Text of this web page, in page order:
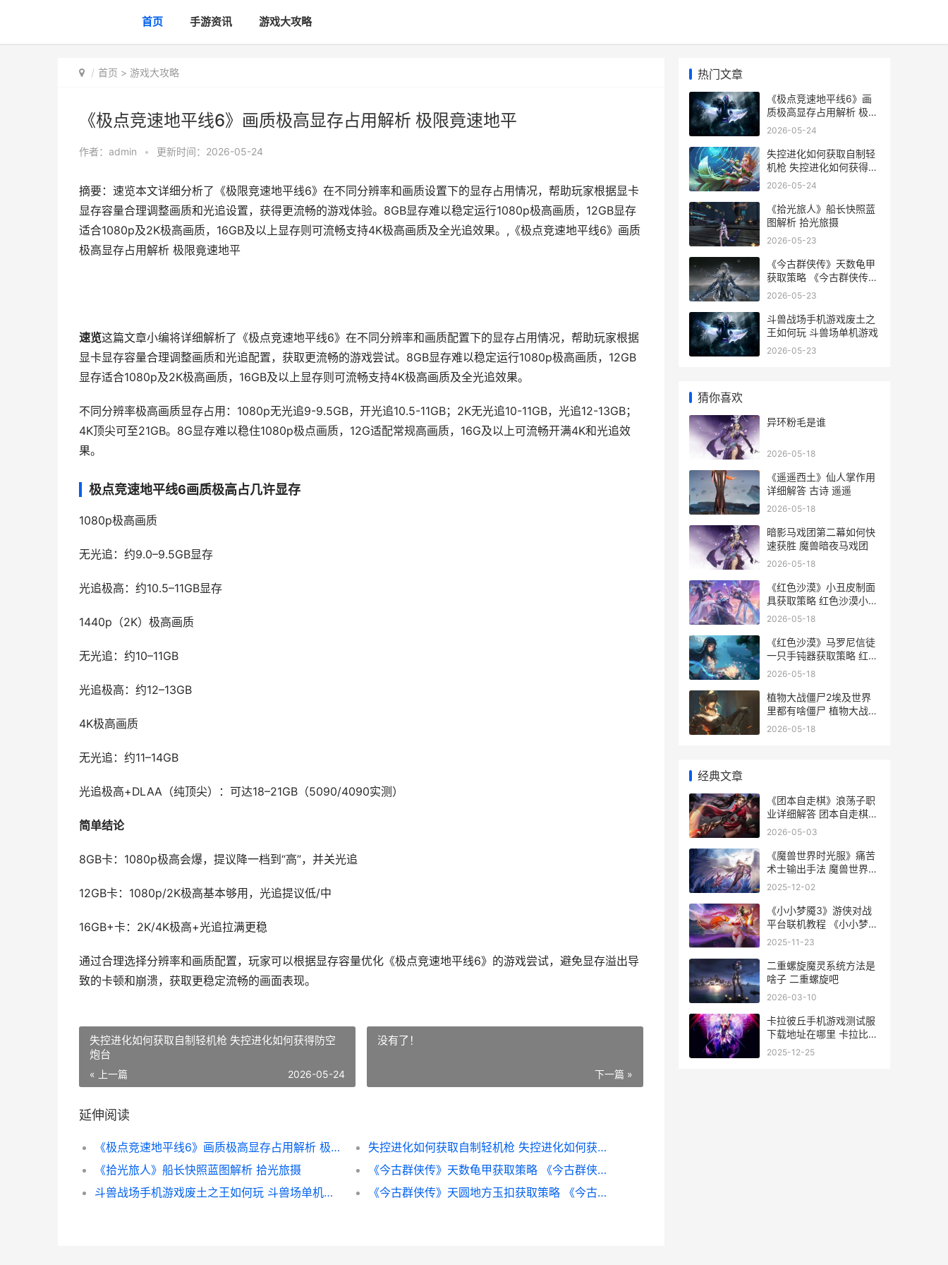
首页 手游资讯 游戏大攻略
首页 > 游戏大攻略
《极点竞速地平线6》画质极高显存占用解析 极限竟速地平
作者： admin • 更新时间：2026-05-24
摘要：速览本文详细分析了《极限竞速地平线6》在不同分辨率和画质设置下的显存占用情况，帮助玩家根据显卡
显存容量合理调整画质和光追设置，获得更流畅的游戏体验。8GB显存难以稳定运行1080p极高画质，12GB显存
适合1080p及2K极高画质，16GB及以上显存则可流畅支持4K极高画质及全光追效果。,《极点竞速地平线6》画质
极高显存占用解析 极限竟速地平
速览这篇文章小编将详细解析了《极点竞速地平线6》在不同分辨率和画质配置下的显存占用情况，帮助玩家根据
显卡显存容量合理调整画质和光追配置，获取更流畅的游戏尝试。8GB显存难以稳定运行1080p极高画质，12GB
显存适合1080p及2K极高画质，16GB及以上显存则可流畅支持4K极高画质及全光追效果。
不同分辨率极高画质显存占用：1080p无光追9-9.5GB，开光追10.5-11GB；2K无光追10-11GB，光追12-13GB；
4K顶尖可至21GB。8G显存难以稳住1080p极点画质，12G适配常规高画质，16G及以上可流畅开满4K和光追效
果。
极点竞速地平线6画质极高占几许显存
1080p极高画质
无光追：约9.0–9.5GB显存
光追极高：约10.5–11GB显存
1440p（2K）极高画质
无光追：约10–11GB
光追极高：约12–13GB
4K极高画质
无光追：约11–14GB
光追极高+DLAA（纯顶尖）：可达18–21GB（5090/4090实测）
简单结论
8GB卡：1080p极高会爆，提议降一档到“高”，并关光追
12GB卡：1080p/2K极高基本够用，光追提议低/中
16GB+卡：2K/4K极高+光追拉满更稳
通过合理选择分辨率和画质配置，玩家可以根据显存容量优化《极点竞速地平线6》的游戏尝试，避免显存溢出导
致的卡顿和崩溃，获取更稳定流畅的画面表现。
失控进化如何获取自制轻机枪 失控进化如何获得防空
炮台
« 上一篇 2026-05-24
没有了！
下一篇 »
延伸阅读
《极点竞速地平线6》画质极高显存占用解析 极限竟速地平
失控进化如何获取自制轻机枪 失控进化如何获得防空炮台
《拾光旅人》船长快照蓝图解析 拾光旅摄
《今古群侠传》天数龟甲获取策略 《今古群侠传》有哪些隐藏任务?
斗兽战场手机游戏废土之王如何玩 斗兽场单机游戏
《今古群侠传》天圆地方玉扣获取策略 《今古群侠传》新角色加点推荐
热门文章
《极点竞速地平线6》画
质极高显存占用解析 极限
竟速地平
2026-05-24
失控进化如何获取自制轻
机枪 失控进化如何获得防
空炮台
2026-05-24
《拾光旅人》船长快照蓝
图解析 拾光旅摄
2026-05-23
《今古群侠传》天数龟甲
获取策略 《今古群侠传》
有哪些隐藏任务?
2026-05-23
斗兽战场手机游戏废土之
王如何玩 斗兽场单机游戏
2026-05-23
猜你喜欢
异环粉毛是谁
2026-05-18
《遥遥西土》仙人掌作用
详细解答 古诗 遥遥
2026-05-18
暗影马戏团第二幕如何快
速获胜 魔兽暗夜马戏团
2026-05-18
《红色沙漠》小丑皮制面
具获取策略 红色沙漠小地
图不显示敌人
2026-05-18
《红色沙漠》马罗尼信徒
一只手钝器获取策略 红色
沙漠马受伤了
2026-05-18
植物大战僵尸2埃及世界
里都有啥僵尸 植物大战僵
尸2下载
2026-05-18
经典文章
《团本自走棋》浪荡子职
业详细解答 团本自走棋协
同
2026-05-03
《魔兽世界时光服》痛苦
术士输出手法 魔兽世界时
光服
2025-12-02
《小小梦魇3》游侠对战
平台联机教程 《小小梦魇
3》口碑崩塌
2025-11-23
二重螺旋魔灵系统方法是
啥子 二重螺旋吧
2026-03-10
卡拉彼丘手机游戏测试服
下载地址在哪里 卡拉比丘
外服
2025-12-25